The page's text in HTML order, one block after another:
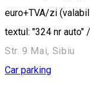
euro+TVA/zi
textul: "324 nr auto"
Str. 9 Mai, Sibiu
Car parking